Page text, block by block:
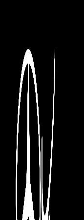
Vol. carburant pour
Intégration
Apple CarPlay
Android Auto
Prééquipement
Pilote automatique
DISTRONIC
Aide au Parking Active
Pack d'assistance à
Rétroviseurs
commutation jour/
Assistant direction
Antenne GPS
Pack mémoires
Banquette arrière